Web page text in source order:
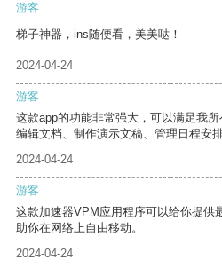
游客
梯子神器，ins随便看，美美哒！
2024-04-24
游客
这款app的功能非常强大，可以满足我
编辑文档、制作演示文稿、管理日程安排
2024-04-24
游客
这款加速器VPM应用程序可以给你提供
助你在网络上自由移动。
2024-04-24